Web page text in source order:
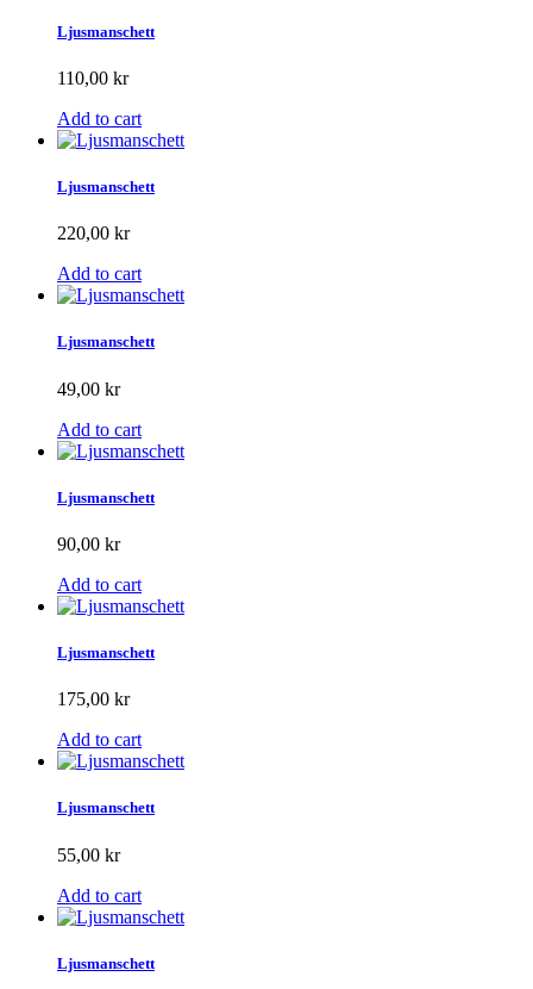
Ljusmanschett
110,00 kr
Add to cart
Ljusmanschett
220,00 kr
Add to cart
Ljusmanschett
49,00 kr
Add to cart
Ljusmanschett
90,00 kr
Add to cart
Ljusmanschett
175,00 kr
Add to cart
Ljusmanschett
55,00 kr
Add to cart
Ljusmanschett